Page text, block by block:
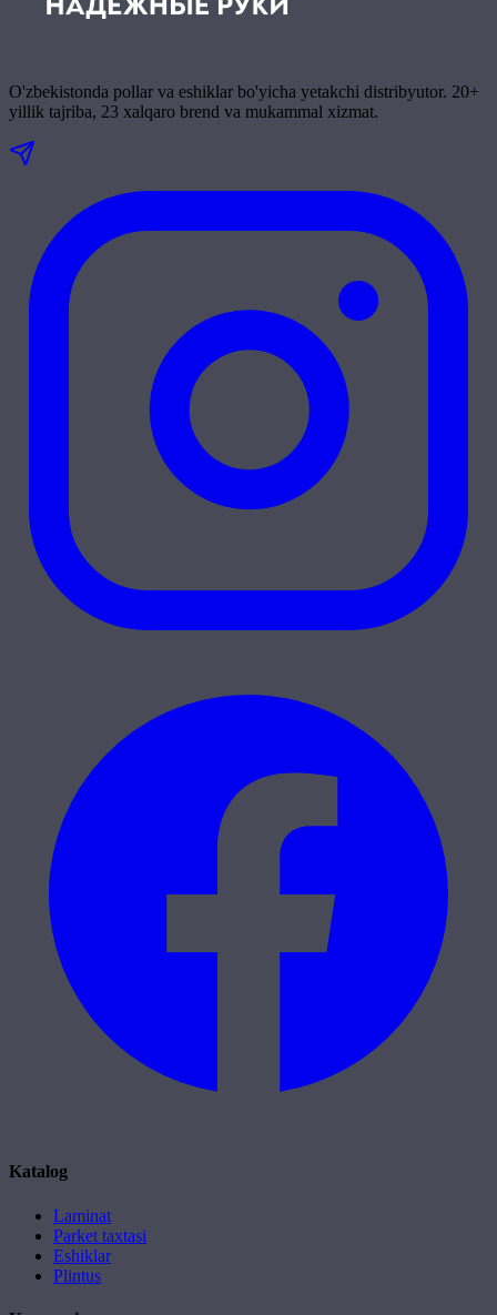
O'zbekistonda pollar va eshiklar bo'yicha yetakchi distribyutor. 20+
yillik tajriba, 23 xalqaro brend va mukammal xizmat.
Katalog
Laminat
Parket taxtasi
Eshiklar
Plintus